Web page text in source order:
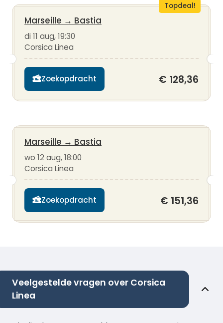
Topdeal!
Marseille → Bastia
di 11 aug, 19:30
Corsica Linea
Zoekopdracht € 128,36
Marseille → Bastia
wo 12 aug, 18:00
Corsica Linea
Zoekopdracht € 151,36
Veelgestelde vragen over Corsica
Linea